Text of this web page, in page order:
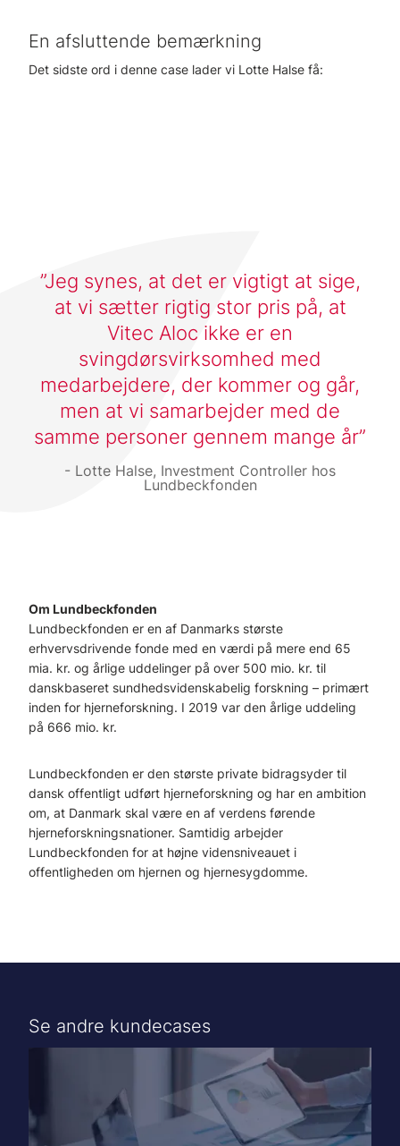
En afsluttende bemærkning
Det sidste ord i denne case lader vi Lotte Halse få:
Jeg synes, at det er vigtigt at sige,
at vi sætter rigtig stor pris på, at
Vitec Aloc ikke er en
svingdørsvirksomhed med
medarbejdere, der kommer og går,
men at vi samarbejder med de
samme personer gennem mange år
Lotte Halse, Investment Controller hos
Lundbeckfonden
Om Lundbeckfonden
Lundbeckfonden er en af Danmarks største
erhvervsdrivende fonde med en værdi på mere end 65
mia. kr. og årlige uddelinger på over 500 mio. kr. til
danskbaseret sundhedsvidenskabelig forskning – primært
inden for hjerneforskning. I 2019 var den årlige uddeling
på 666 mio. kr.
Lundbeckfonden er den største private bidragsyder til
dansk offentligt udført hjerneforskning og har en ambition
om, at Danmark skal være en af verdens førende
hjerneforskningsnationer. Samtidig arbejder
Lundbeckfonden for at højne vidensniveauet i
offentligheden om hjernen og hjernesygdomme.
Se andre kundecases